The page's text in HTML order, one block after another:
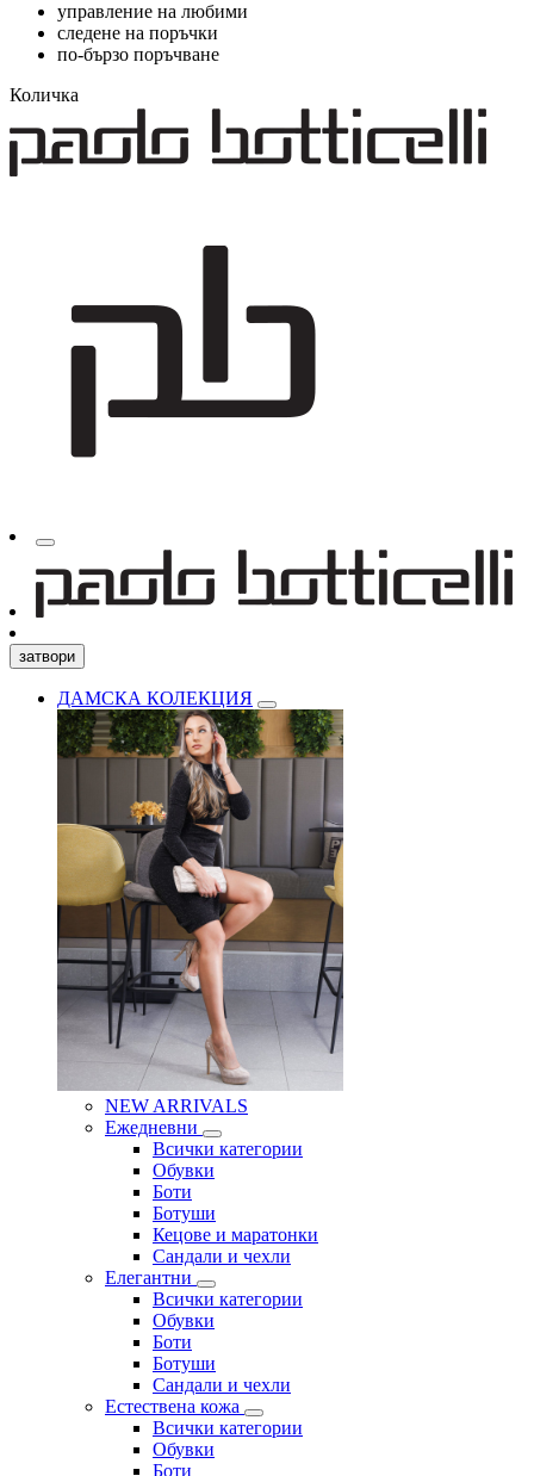
управление на любими
следене на поръчки
по-бързо поръчване
Количка
затвори
ДАМСКА КОЛЕКЦИЯ
NEW ARRIVALS
Ежедневни
Всички категории
Обувки
Боти
Ботуши
Кецове и маратонки
Сандали и чехли
Елегантни
Всички категории
Обувки
Боти
Ботуши
Сандали и чехли
Естествена кожа
Всички категории
Обувки
Боти